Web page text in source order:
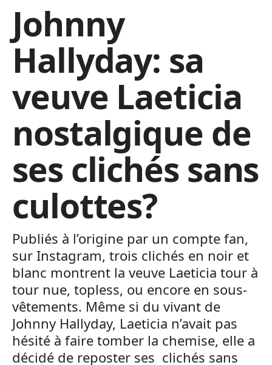
Johnny
Hallyday: sa
veuve Laeticia
nostalgique de
ses clichés sans
culottes?
Publiés à l’origine par un compte fan,
sur Instagram, trois clichés en noir et
blanc montrent la veuve Laeticia tour à
tour nue, topless, ou encore en sous-
vêtements. Même si du vivant de
Johnny Hallyday, Laeticia n’avait pas
hésité à faire tomber la chemise, elle a
décidé de reposter ses clichés sans